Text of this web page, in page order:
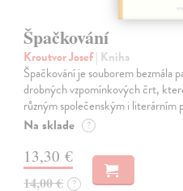
Špačkování
Kroutvor Josef| Kniha
Špačkování je souborem bezmála
drobných vzpomínkových črt,
různým společenským i literárním
Na sklade ?
13,30 €
14,00 € ?